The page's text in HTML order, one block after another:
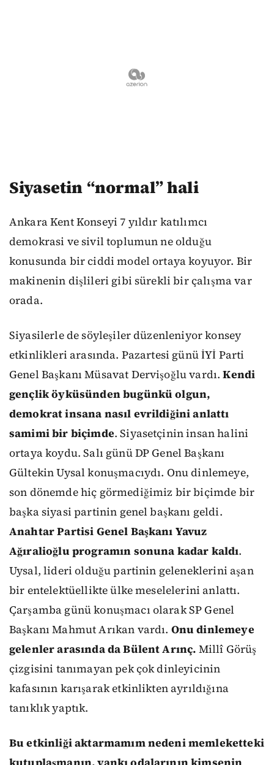
Siyasetin “normal” hali
Ankara Kent Konseyi 7 yıldır katılımcı
demokrasi ve sivil toplumun ne olduğu
konusunda bir ciddi model ortaya koyuyor. Bir
makinenin dişlileri gibi sürekli bir çalışma var
orada.
Siyasilerle de söyleşiler düzenleniyor konsey
etkinlikleri arasında. Pazartesi günü İYİ Parti
Genel Başkanı Müsavat Dervişoğlu vardı.Kendi
gençlik öyküsünden bugünkü olgun,
demokrat insana nasıl evrildiğini anlattı
samimi bir biçimde. Siyasetçinin insan halini
ortaya koydu. Salı günü DP Genel Başkanı
Gültekin Uysal konuşmacıydı. Onu dinlemeye,
son dönemde hiç görmediğimiz bir biçimde bir
başka siyasi partinin genel başkanı geldi.
Anahtar Partisi Genel Başkanı Yavuz
Ağıralioğlu programın sonuna kadar kaldı.
Uysal, lideri olduğu partinin geleneklerini aşan
bir entelektüellikte ülke meselelerini anlattı.
Çarşamba günü konuşmacı olarak SP Genel
Başkanı Mahmut Arıkan vardı. Onu dinlemeye
gelenler arasında da Bülent Arınç. Millî Görüş
çizgisini tanımayan pek çok dinleyicinin
kafasının karışarak etkinlikten ayrıldığına
tanıklık yaptık.
Bu etkinliği aktarmamım nedeni memleketteki